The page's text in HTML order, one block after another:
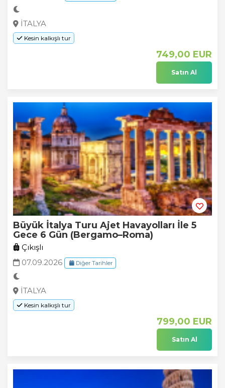
İTALYA
Kesin kalkışlı tur
749,00 EUR
Satın Al
Büyük İtalya Turu Ajet Havayolları İle 5
Gece 6 Gün (Bergamo–Roma)
Çıkışlı
07.09.2026
Diğer Tarihler
İTALYA
Kesin kalkışlı tur
799,00 EUR
Satın Al